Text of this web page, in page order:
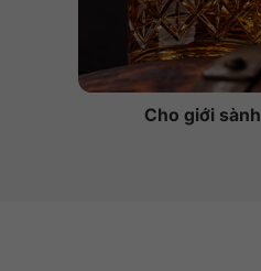
Cho giới sành